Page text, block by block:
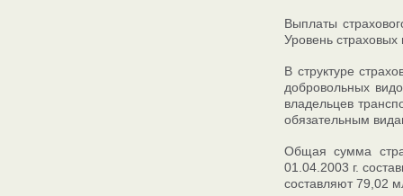
Выплаты
Уровень страховых
В структуре
добровольных
владельцев
обязательным
Общая сумма
01.04.2003 г.
составляют 79,02